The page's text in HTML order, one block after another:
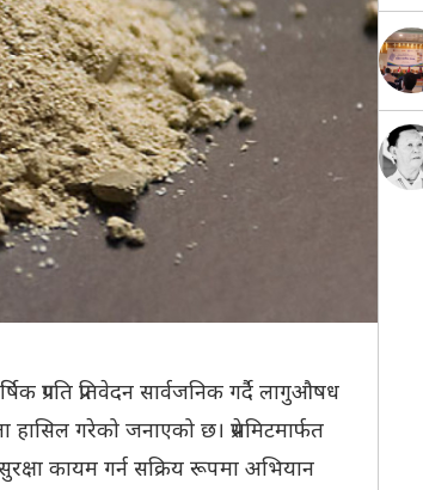
प्रगति प्रतिवेदन सार्वजनिक गर्दै लागुऔषध
गरेको जनाएको छ। प्रेसमिटमार्फत
कायम गर्न सक्रिय रूपमा अभियान